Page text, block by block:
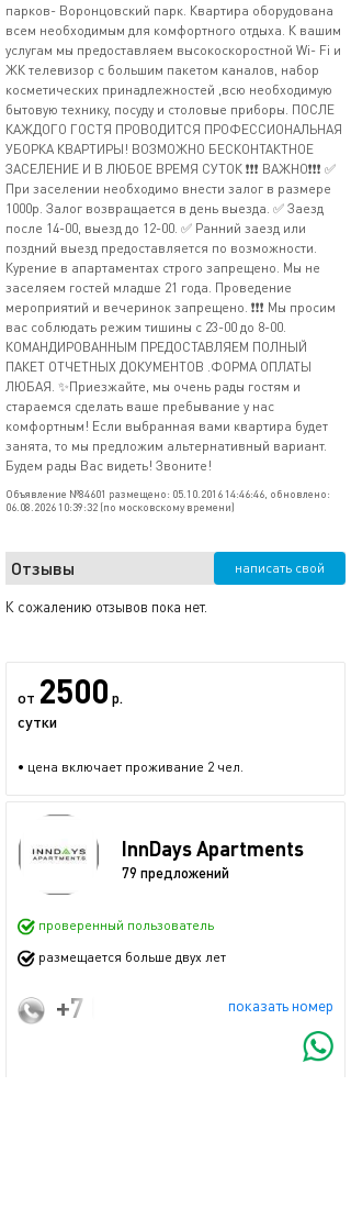
парков- Воронцовский парк. Квартира оборудована
всем необходимым для комфортного отдыха. К вашим
услугам мы предоставляем высокоскоростной Wi- Fi и
ЖК телевизор с большим пакетом каналов, набор
косметических принадлежностей ,всю необходимую
бытовую технику, посуду и столовые приборы. ПОСЛЕ
КАЖДОГО ГОСТЯ ПРОВОДИТСЯ ПРОФЕССИОНАЛЬНАЯ
УБОРКА КВАРТИРЫ! ВОЗМОЖНО БЕСКОНТАКТНОЕ
ЗАСЕЛЕНИЕ И В ЛЮБОЕ ВРЕМЯ СУТОК ❗️❗️❗️ ВАЖНО❗️❗️❗️ ✅
При заселении необходимо внести залог в размере
1000р. Залог возвращается в день выезда. ✅ Заезд
после 14-00, выезд до 12-00. ✅ Ранний заезд или
поздний выезд предоставляется по возможности.
Курение в апартаментах строго запрещено. Мы не
заселяем гостей младше 21 года. Проведение
мероприятий и вечеринок запрещено. ❗️❗️❗️ Мы просим
вас соблюдать режим тишины с 23-00 до 8-00.
КОМАНДИРОВАННЫМ ПРЕДОСТАВЛЯЕМ ПОЛНЫЙ
ПАКЕТ ОТЧЕТНЫХ ДОКУМЕНТОВ .ФОРМА ОПЛАТЫ
ЛЮБАЯ. ✨Приезжайте, мы очень рады гостям и
стараемся сделать ваше пребывание у нас
комфортным! Если выбранная вами квартира будет
занята, то мы предложим альтернативный вариант.
Будем рады Вас видеть! Звоните!
Объявление №84601 размещено: 05.10.2016 14:46:46, обновлено:
06.08.2026 10:39:32 (по московскому времени)
Отзывы написать свой
К сожалению отзывов пока нет.
от 2500 р.
сутки
• цена включает проживание 2 чел.
InnDays Apartments
79 предложений
проверенный пользователь
размещается больше двух лет
показать номер
+7 (915) 018-37-33